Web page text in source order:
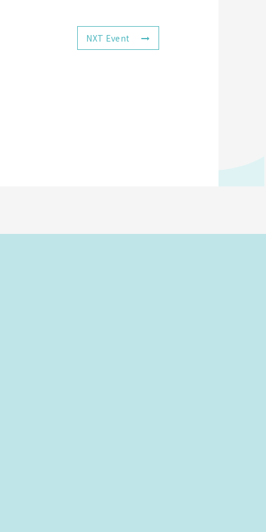
NXT Event